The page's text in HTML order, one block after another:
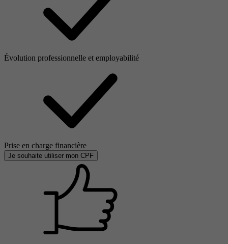
Évolution professionnelle et employabilité
Prise en charge financière
Je souhaite utiliser mon CPF